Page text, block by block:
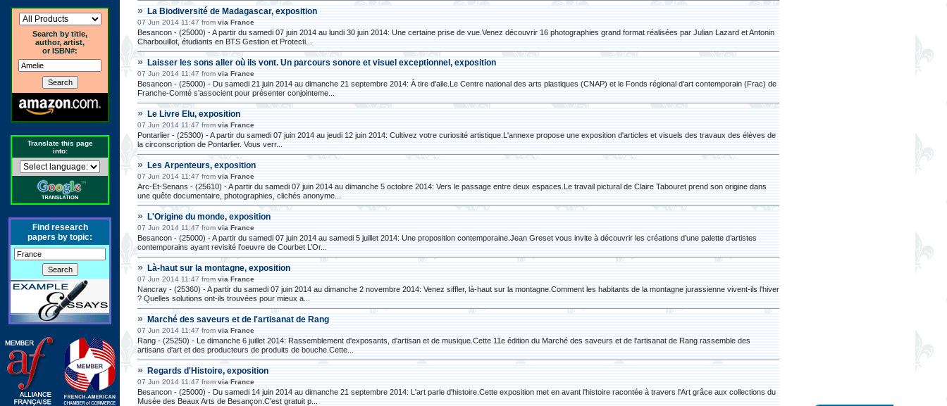
Search by title,
author, artist,
or ISBN#:
Translate this page
into:
Find research
papers by topic:
» La Biodiversité de Madagascar, exposition
07 Jun 2014 11:47 from via France
Besancon - (25000) - A partir du samedi 07 juin 2014 au lundi 30 juin 2014: Une certaine prise de vue.Venez découvrir 16 photographies grand format réalisées par Julian Lazard et Antonin
Charbouillot, étudiants en BTS Gestion et Protecti...
» Laisser les sons aller où ils vont. Un parcours sonore et visuel exceptionnel, exposition
07 Jun 2014 11:47 from via France
Besancon - (25000) - Du samedi 21 juin 2014 au dimanche 21 septembre 2014: À tire d'aile.Le Centre national des arts plastiques (CNAP) et le Fonds régional d’art contemporain (Frac) de
Franche-Comté s’associent pour présenter conjointeme...
» Le Livre Elu, exposition
07 Jun 2014 11:47 from via France
Pontarlier - (25300) - A partir du samedi 07 juin 2014 au jeudi 12 juin 2014: Cultivez votre curiosité artistique.L'annexe propose une exposition d'articles et visuels des travaux des élèves de
la circonscription de Pontarlier. Vous verr...
» Les Arpenteurs, exposition
07 Jun 2014 11:47 from via France
Arc-Et-Senans - (25610) - A partir du samedi 07 juin 2014 au dimanche 5 octobre 2014: Vers le passage entre deux espaces.Le travail pictural de Claire Tabouret prend son origine dans
une quête documentaire, photographies, clichés anonyme...
» L'Origine du monde, exposition
07 Jun 2014 11:47 from via France
Besancon - (25000) - A partir du samedi 07 juin 2014 au samedi 5 juillet 2014: Une proposition contemporaine.Jean Greset vous invite à découvrir les créations d’une palette d’artistes
contemporains ayant revisité l’oeuvre de Courbet L’Or...
» Là-haut sur la montagne, exposition
07 Jun 2014 11:47 from via France
Nancray - (25360) - A partir du samedi 07 juin 2014 au dimanche 2 novembre 2014: Venez siffler, là-haut sur la montagne.Comment les habitants de la montagne jurassienne vivent-ils l'hiver
? Quelles solutions ont-ils trouvées pour mieux a...
» Marché des saveurs et de l'artisanat de Rang
07 Jun 2014 11:47 from via France
Rang - (25250) - Le dimanche 6 juillet 2014: Rassemblement d'exposants, d'artisan et de musique.Cette 11e édition du Marché des saveurs et de l'artisanat de Rang rassemble des
artisans d'art et des producteurs de produits de bouche.Cette...
» Regards d'Histoire, exposition
07 Jun 2014 11:47 from via France
Besancon - (25000) - Du samedi 14 juin 2014 au dimanche 21 septembre 2014: L'art parle d'histoire.Cette exposition met en avant l'histoire racontée à travers l'Art grâce aux collections du
Musée des Beaux Arts de Besançon.C'est gratuit p...